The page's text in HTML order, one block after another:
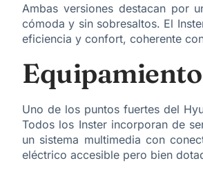
Ambas versiones destacan por
cómoda y sin sobresaltos. El
eficiencia y confort, coherente
Uno de los puntos fuertes del
Todos los Inster incorporan de
un sistema multimedia con
eléctrico accesible pero bien